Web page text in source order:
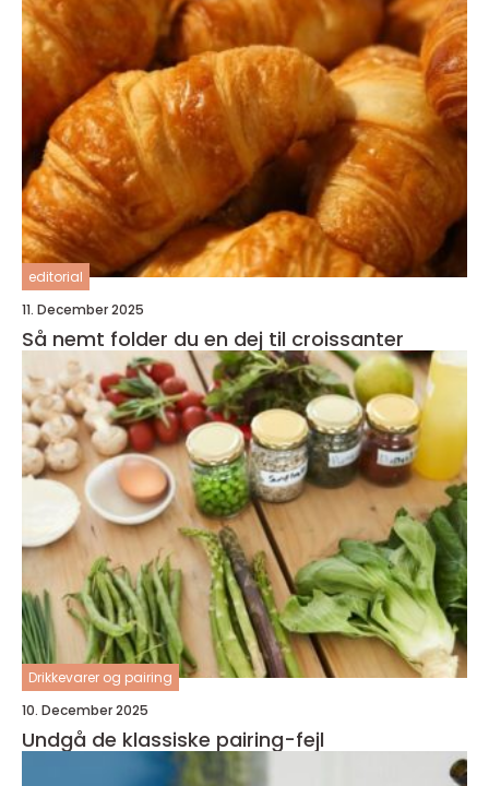
editorial
11. December 2025
Så nemt folder du en dej til croissanter
Drikkevarer og pairing
10. December 2025
Undgå de klassiske pairing-fejl